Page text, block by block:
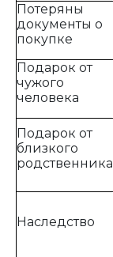
Потеряны
документы о
покупке
Подарок от
чужого
человека
Подарок от
близкого
родственника
Наследство